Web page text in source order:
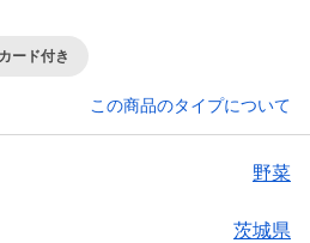
ード付き
この商品のタイプについて
野菜
茨城県